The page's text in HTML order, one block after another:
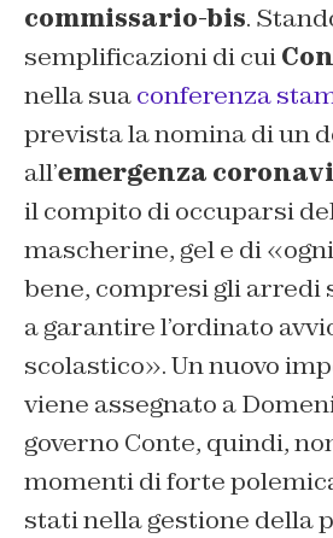
commissario-bis.
semplificazioni di cui
nella suaconferenza
prevista la nomina di un
all’emergenza
il compito di occuparsi
mascherine, gel e di
bene, compresi gli arredi
a garantire l’ordinato
scolastico». Un nuovo
viene assegnato a
governo Conte, quindi,
momenti di forte
stati nella gestione della